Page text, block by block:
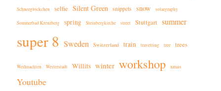
Schneeglöckchen selfie Silent Green snippets snow solargraphy
Sommerbad Kreuzberg spring Steinbergkirche street Stuttgart summer
super 8 Sweden Switzerland train travelling tree trees
Weihnachten Weiterstadt Willits winter workshop xmas
Youtube